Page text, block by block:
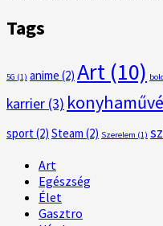
Tags
5G (1) anime (2) Art (10)
karrier (3)
sport(2) Steam (2) Szerelem (1)
Primary
Menu
Art
Egészség
Élet
Gasztro